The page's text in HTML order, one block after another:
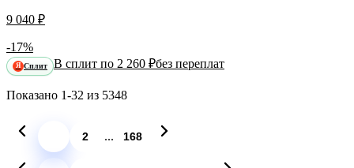
9 040 ₽
-17%
Я Сплит В сплит по 2 260 ₽без переплат
Показано 1-32 из 5348
2 ... 168